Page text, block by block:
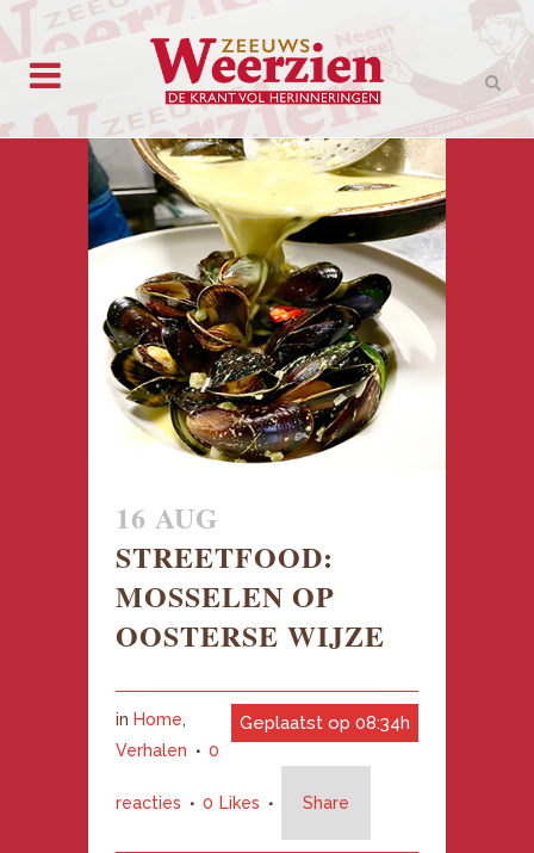
16 AUG
STREETFOOD:
MOSSELEN OP
OOSTERSE WIJZE
Geplaatst op 08:34h
in Home,
Verhalen
0
reacties 0 Likes Share